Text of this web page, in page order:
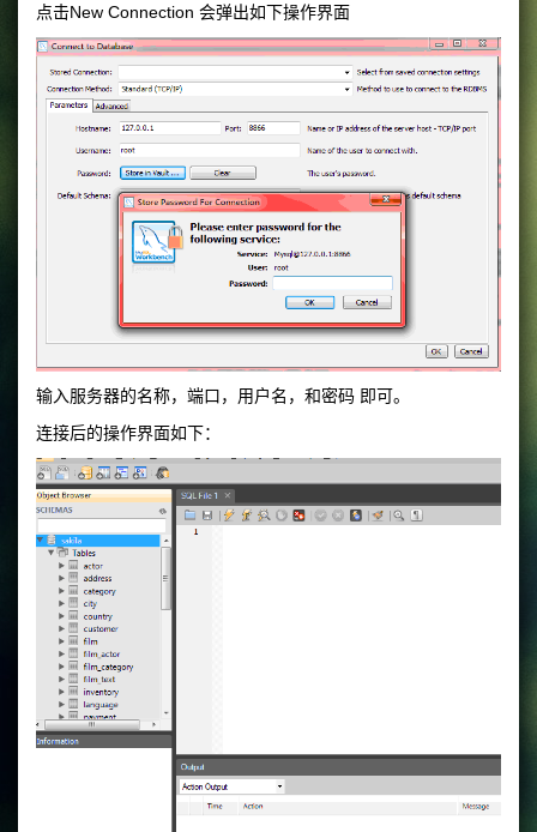
点击New Connection 会弹出如下操作界面
输入服务器的名称，端口，用户名，和密码 即可。
连接后的操作界面如下：